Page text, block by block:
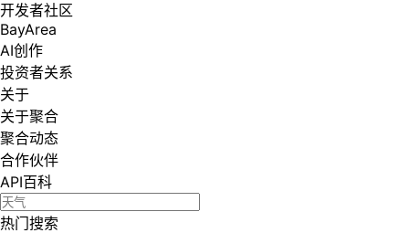
开发者社区
BayArea
AI创作
投资者关系
关于
关于聚合
聚合动态
合作伙伴
API百科
热门搜索